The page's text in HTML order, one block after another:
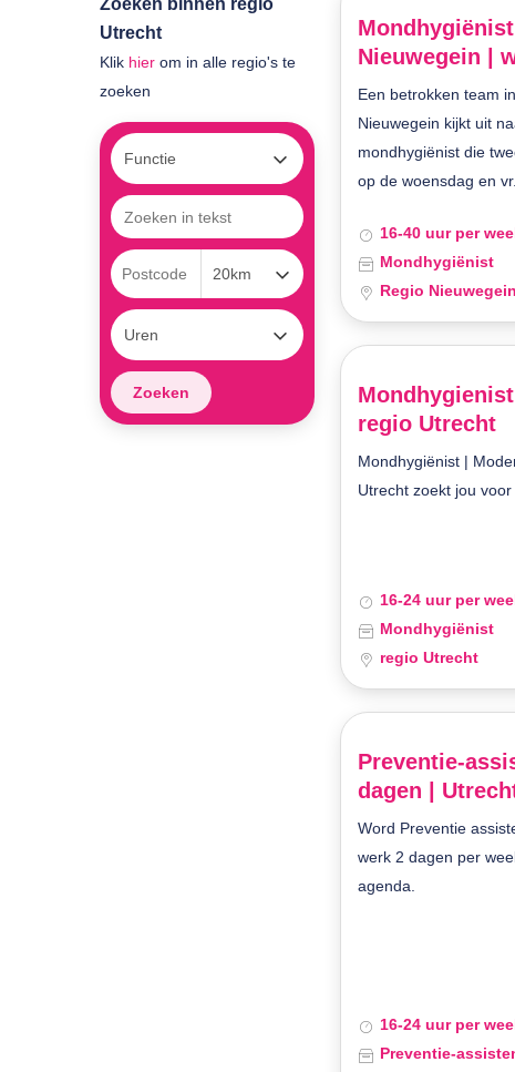
Zoeken binnen regio
Utrecht
Klik hier om in alle regio's te
zoeken
Nieuwegein |
Een betrokken team
Nieuwegein kijkt uit
mondhygiënist die
op de woensdag en
16-40 uur per
Mondhygiënist
Regio Nieuwegein
Mondhygienist
regio Utrecht
Mondhygiënist |
Utrecht zoekt jou
16-24 uur per
Mondhygiënist
regio Utrecht
Preventie-
dagen |
Word Preventie
werk 2 dagen per
agenda.
16-24 uur per
Preventie-